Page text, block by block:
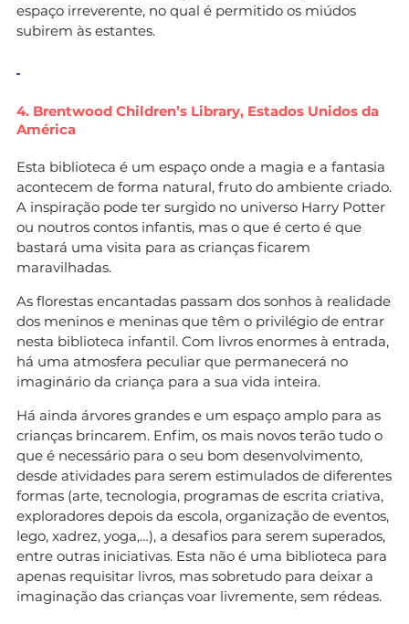
espaço irreverente, no qual é permitido os miúdos
subirem às estantes.
4. Brentwood Children’s Library, Estados Unidos da
América
Esta biblioteca é um espaço onde a magia e a fantasia
acontecem de forma natural, fruto do ambiente criado.
A inspiração pode ter surgido no universo Harry Potter
ou noutros contos infantis, mas o que é certo é que
bastará uma visita para as crianças ficarem
maravilhadas.
As florestas encantadas passam dos sonhos à realidade
dos meninos e meninas que têm o privilégio de entrar
nesta biblioteca infantil. Com livros enormes à entrada,
há uma atmosfera peculiar que permanecerá no
imaginário da criança para a sua vida inteira.
Há ainda árvores grandes e um espaço amplo para as
crianças brincarem. Enfim, os mais novos terão tudo o
que é necessário para o seu bom desenvolvimento,
desde atividades para serem estimulados de diferentes
formas (arte, tecnologia, programas de escrita criativa,
exploradores depois da escola, organização de eventos,
lego, xadrez, yoga,…), a desafios para serem superados,
entre outras iniciativas. Esta não é uma biblioteca para
apenas requisitar livros, mas sobretudo para deixar a
imaginação das crianças voar livremente, sem rédeas.